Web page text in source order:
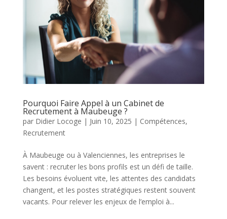
Pourquoi Faire Appel à un Cabinet de
Recrutement à Maubeuge ?
par Didier Locoge | Juin 10, 2025 | Compétences,
Recrutement
À Maubeuge ou à Valenciennes, les entreprises le
savent : recruter les bons profils est un défi de taille.
Les besoins évoluent vite, les attentes des candidats
changent, et les postes stratégiques restent souvent
vacants. Pour relever les enjeux de l’emploi à...